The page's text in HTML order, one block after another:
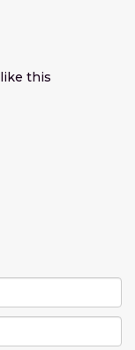
like this